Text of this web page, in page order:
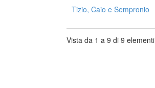
Tizio, Caio e Sempronio
Vista da 1 a 9 di 9 elementi